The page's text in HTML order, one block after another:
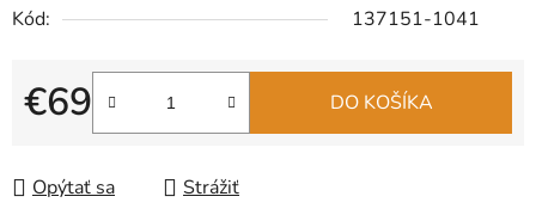
Kód:
137151-1041
€69
Jednotková cena:
DO KOŠÍKA
Opýtať sa Strážiť